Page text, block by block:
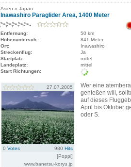
Asien » Japan
Inawashiro Paraglider Area, 1400 Meter
Entfernung:
50 km
Höhenuntersch.:
841 Meter
Ort:
Inawashiro
Streckenflug:
Ja
Startplatz:
mittel
Landeplatz:
mittel
Start Richtungen:
27.07.2005
0 Votes 980 Hits
[Poppi]
www.banetsu-koryu.jp
Wer eine
genießen will,
auf dieses
April bis Oktober
oder S.